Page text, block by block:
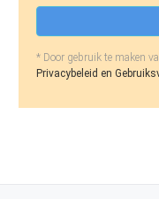
* Door gebruik te maken
Privacybeleid en